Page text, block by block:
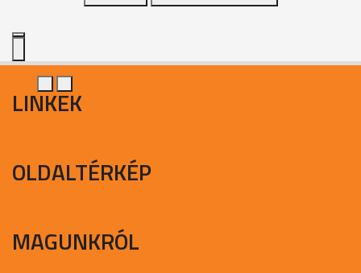
LINKEK
OLDALTÉRKÉP
MAGUNKRÓL